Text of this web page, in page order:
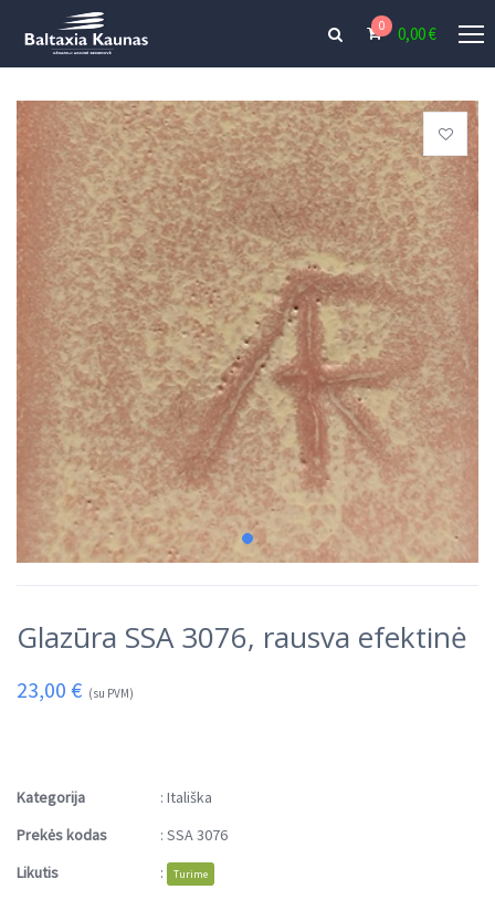
0 0,00€
Glazūra SSA 3076, rausva efektinė
23,00 € (su PVM)
Kategorija : Itališka
Prekės kodas
: SSA 3076
Likutis
: Turime